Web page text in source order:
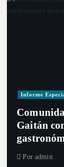
Informe
Gaitán
Por admin